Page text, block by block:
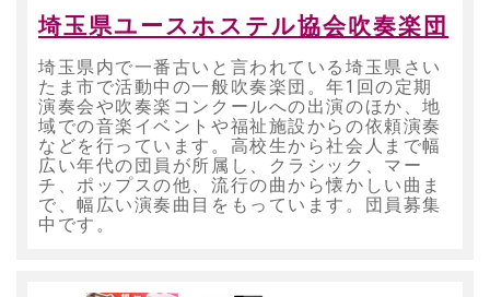
埼玉県ユースホステル協会吹奏楽団
埼玉県内で一番古いと言われている埼玉県さい
たま市で活動中の一般吹奏楽団。年1回の定期
演奏会や吹奏楽コンクールへの出演のほか、地
域での音楽イベントや福祉施設からの依頼演奏
などを行っています。高校生から社会人まで幅
広い年代の団員が所属し、クラシック、マー
チ、ポップスの他、流行の曲から懐かしい曲ま
で、幅広い演奏曲目をもっています。団員募集
中です。